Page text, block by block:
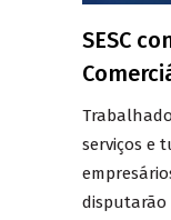
SESC
serviços e
disputarão